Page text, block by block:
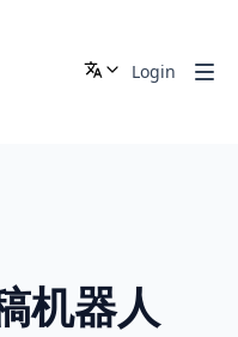
Login
机器人